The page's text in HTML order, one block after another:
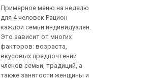
Примерное меню на неделю
для 4 человек Рацион
каждой семьи индивидуален.
Это зависит от многих
факторов: возраста,
вкусовых предпочтений
членов семьи, традиций, а
также занятости женщины и